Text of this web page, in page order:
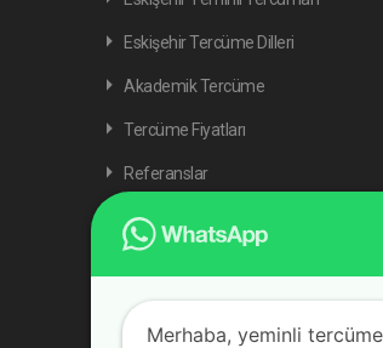
Eskişehir Tercüme Dilleri
Akademik Tercüme
Tercüme Fiyatları
Referanslar
İletişim 05444472472
Merhaba, yeminli